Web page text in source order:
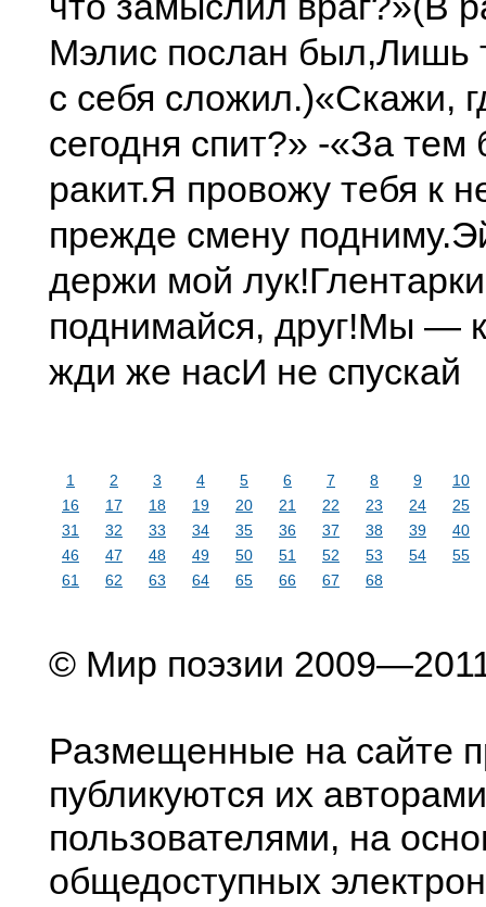
Мэлис послан был,Лишь
с себя сложил.)«Скажи,
сегодня спит?» -«За тем
ракит.Я провожу тебя к
прежде смену подниму.
держи мой лук!
поднимайся, друг!Мы — к
жди же насИ не спускай
1 2 3 4 5 6 7 8 9
10
16
17 18 19 20 21 22 23 24
25
31
32 33 34 35 36 37 38 39
40
46
47 48 49 50 51 52 53 54
55
61
62 63 64 65 66 67 68
© Мир поэзии
Размещенные на сайте
публикуются их
пользователями, на
общедоступных